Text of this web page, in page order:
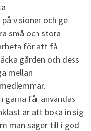
visioner och ge
små och stora
för att få
gården och dess
mellan
får användas
är att boka in sig
man säger till i god